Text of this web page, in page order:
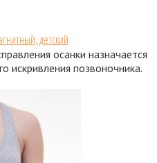
детский
осанки назначается
искривления позвоночника.